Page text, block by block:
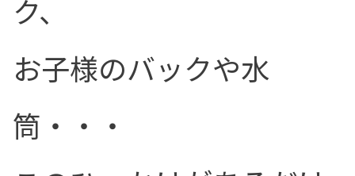
ク、
お子様のバックや水
筒・・・